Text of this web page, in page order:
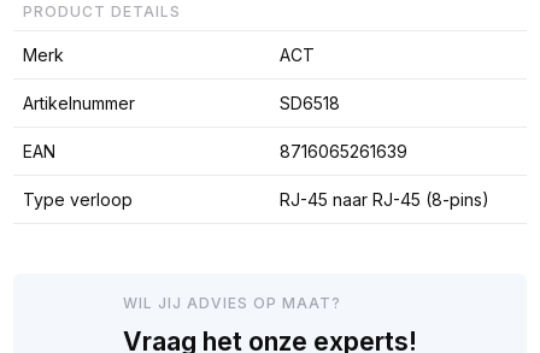
PRODUCT DETAILS
Merk ACT
Artikelnummer SD6518
EAN 8716065261639
Type verloop RJ-45 naar RJ-45 (8-pins)
WIL JIJ ADVIES OP MAAT?
Vraag het onze experts!